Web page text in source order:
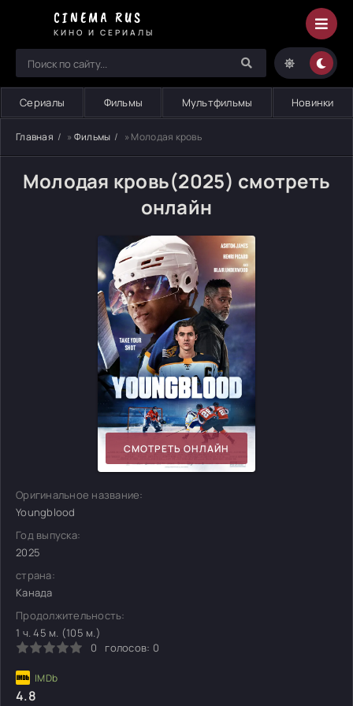
CINEMA RUS
КИНО И СЕРИАЛЫ
Сериалы Фильмы Мультфильмы Новинки
Главная » Фильмы » Молодая кровь
Молодая кровь(2025) смотреть
онлайн
СМОТРЕТЬ ОНЛАЙН
Оригинальное название:
Youngblood
Год выпуска:
2025
страна:
Канада
Продолжительность:
1 ч. 45 м. (105 м.)
0
голосов: 0
4.8